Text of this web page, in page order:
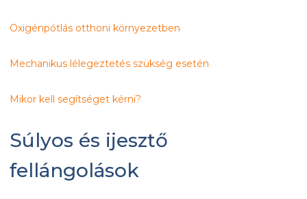
Oxigénpótlás otthoni környezetben
Mechanikus lélegeztetés szükség esetén
Mikor kell segítséget kérni?
Súlyos és ijesztő
fellángolások